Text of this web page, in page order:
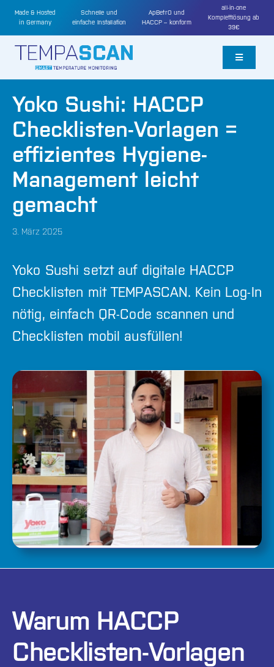
Inhalt
springen
Made & Hosted
in Germany
Schnelle und
einfache Installation
ApBetrO und
HACCP – konform
all-in-one
Komplettlösung ab
39€
Toggle
Funktionen
Preise
Wissenswertes
Online bestellen
Yoko Sushi: HACCP
Checklisten-Vorlagen =
effizientes Hygiene-
Management leicht
gemacht
3. März 2025
Yoko Sushi setzt auf digitale HACCP
Checklisten mit TEMPASCAN. Kein Log-In
nötig, einfach QR-Code scannen und
Checklisten mobil ausfüllen!
Warum HACCP
Checklisten-Vorlagen